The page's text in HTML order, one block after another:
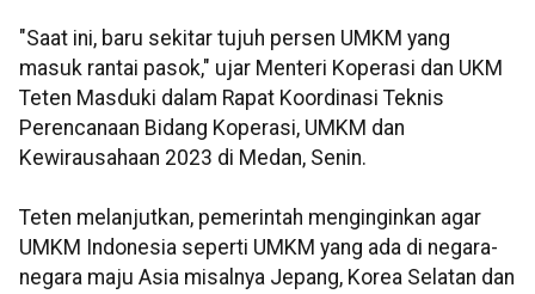
"Saat ini, baru sekitar tujuh persen UMKM yang
masuk rantai pasok," ujar Menteri Koperasi dan UKM
Teten Masduki dalam Rapat Koordinasi Teknis
Perencanaan Bidang Koperasi, UMKM dan
Kewirausahaan 2023 di Medan, Senin.
Teten melanjutkan, pemerintah menginginkan agar
UMKM Indonesia seperti UMKM yang ada di negara-
negara maju Asia misalnya Jepang, Korea Selatan dan